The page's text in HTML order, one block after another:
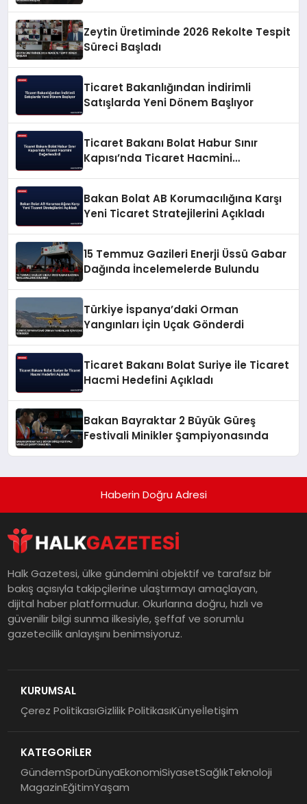
Zeytin Üretiminde 2026 Rekolte Tespit
Süreci Başladı
Ticaret Bakanlığından İndirimli
Satışlarda Yeni Dönem Başlıyor
Ticaret Bakanı Bolat Habur Sınır
Kapısı’nda Ticaret Hacmini
Bakan Bolat AB Korumacılığına Karşı
Yeni Ticaret Stratejilerini Açıkladı
15 Temmuz Gazileri Enerji Üssü Gabar
Dağında İncelemelerde Bulundu
Türkiye İspanya’daki Orman
Yangınları İçin Uçak Gönderdi
Ticaret Bakanı Bolat Suriye ile Ticaret
Hacmi Hedefini Açıkladı
Bakan Bayraktar 2 Büyük Güreş
Festivali Minikler Şampiyonasında
Haberin Doğru Adresi
Halk Gazetesi, ülke gündemini objektif ve tarafsız bir
bakış açısıyla takipçilerine ulaştırmayı amaçlayan,
dijital haber platformudur. Okurlarına doğru, hızlı ve
güvenilir bilgi sunma ilkesiyle, şeffaf ve sorumlu
gazetecilik anlayışını benimsiyoruz.
KURUMSAL
Çerez PolitikasıGizlilik PolitikasıKünyeİletişim
KATEGORİLER
GündemSporDünyaEkonomiSiyasetSağlıkTeknoloji
MagazinEğitimYaşam